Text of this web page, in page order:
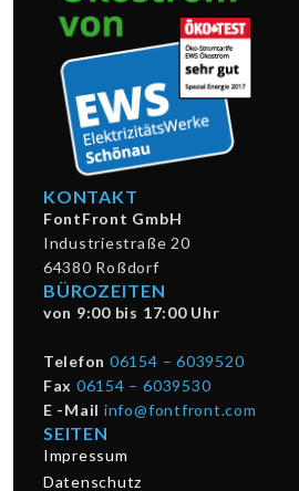
KONTAKT
FontFront GmbH
Industriestraße 20
64380 Roßdorf
BÜROZEITEN
von 9:00 bis 17:00 Uhr
Telefon 06154 – 6039520
Fax 06154 – 6039530
E -Mail info@fontfront.com
SEITEN
Impressum
Datenschutz